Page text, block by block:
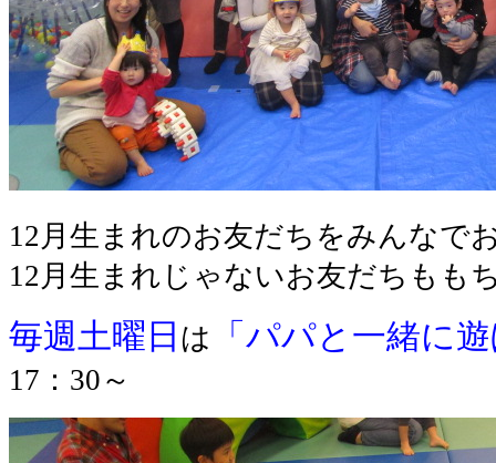
12月生まれのお友だちをみんなで
12月生まれじゃないお友だちもも
毎週土曜日 は 「パパと一緒に
17：30～